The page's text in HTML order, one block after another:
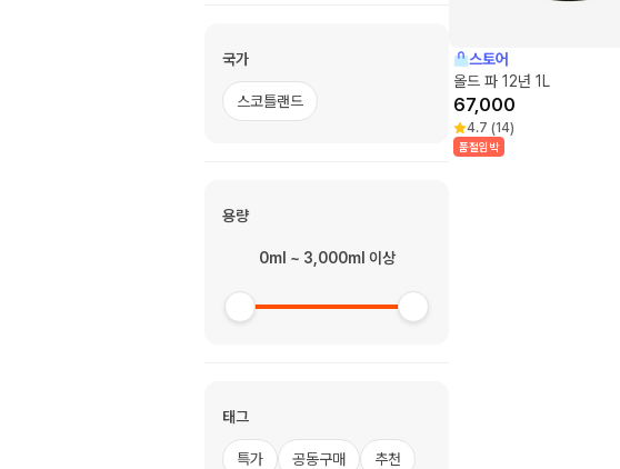
국가
스코틀랜드
용량
0ml ~ 3,000ml 이상
태그
특가 공동구매 추천
스토어
올드 파 12년 1L
67,000
4.7 (14)
품절임박